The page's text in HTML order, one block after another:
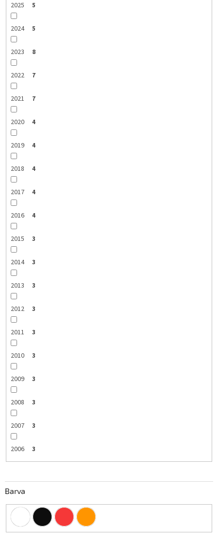
2025 5
2024 5
2023 8
2022 7
2021 7
2020 4
2019 4
2018 4
2017 4
2016 4
2015 3
2014 3
2013 3
2012 3
2011 3
2010 3
2009 3
2008 3
2007 3
2006 3
Barva